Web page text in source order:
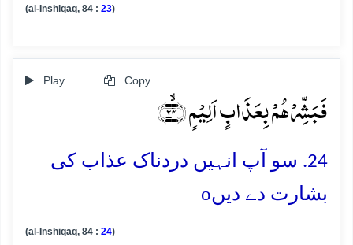
(al-Inshiqaq, 84 : 23)
Play Copy
فَبَشِّرۡہُمۡ بِعَذَابٍ اَلِیۡمٍ ﴿ۙ۲۴﴾
24. سو آپ انہیں دردناک عذاب کی
بشارت دے دیںo
(al-Inshiqaq, 84 : 24)